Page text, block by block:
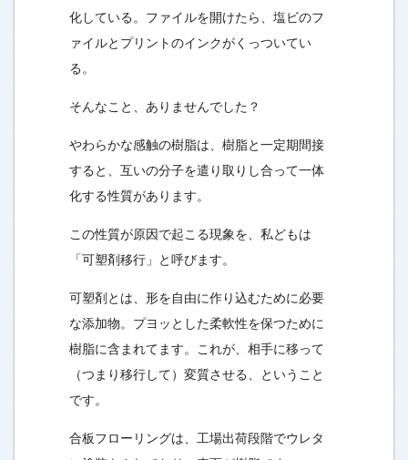
化している。ファイルを開けたら、塩ビのフ
ァイルとプリントのインクがくっついてい
る。
そんなこと、ありませんでした？
やわらかな感触の樹脂は、樹脂と一定期間接
すると、互いの分子を遣り取りし合って一体
化する性質があります。
この性質が原因で起こる現象を、私どもは
「可塑剤移行」と呼びます。
可塑剤とは、形を自由に作り込むために必要
な添加物。プヨッとした柔軟性を保つために
樹脂に含まれてます。これが、相手に移って
（つまり移行して）変質させる、ということ
です。
合板フローリングは、工場出荷段階でウレタ